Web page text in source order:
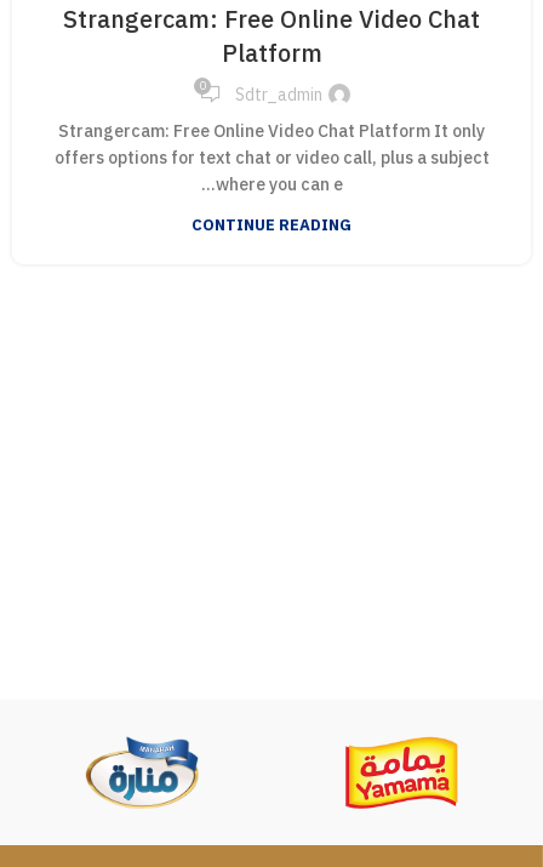
Strangercam: Free Online Video Chat
Platform
Sdtr_admin
0
Strangercam: Free Online Video Chat Platform It only
offers options for text chat or video call, plus a subject
where you can e...
CONTINUE READING